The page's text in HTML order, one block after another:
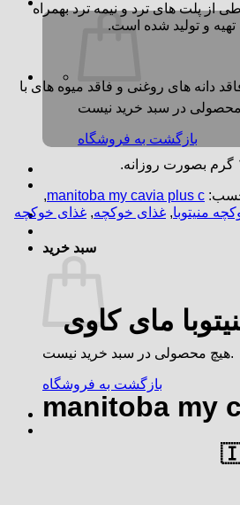
بازگشت به فروشگاه
سبد خرید
هیچ محصولی در سبد خرید نیست.
بازگشت به فروشگاه
پلت های ترد و نیمه ترد بهمراه
و تولید شده است.
دانه های روغنی و فاقد میوه های با
manitoba my cavia plus c
,
منیتوبا, غذای خوکچه, غذای خوکچه
مای کاوی
manitoba my